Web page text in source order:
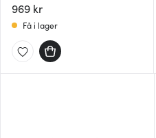
969 kr
Få i lager